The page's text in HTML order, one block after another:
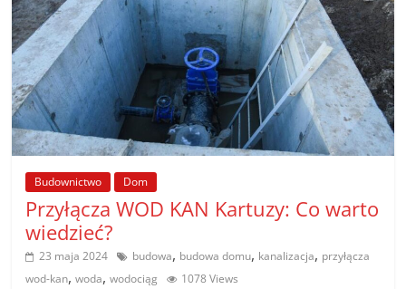
Budownictwo Dom
Przyłącza WOD KAN Kartuzy: Co warto
wiedzieć?
23 maja 2024 budowa, budowa domu, kanalizacja, przyłącza
wod-kan,woda,wodociąg 1078 Views